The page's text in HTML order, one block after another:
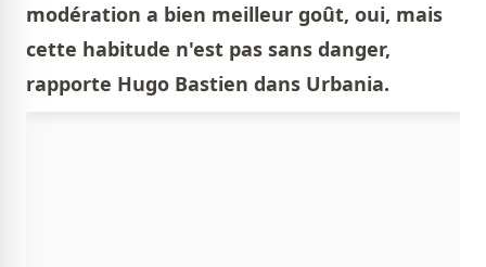
modération a bien meilleur goût, oui, mais
cette habitude n'est pas sans danger,
rapporte Hugo Bastien dans Urbania.